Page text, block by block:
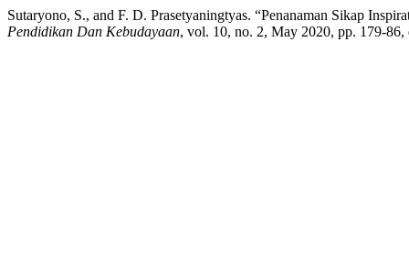
Sutaryono, S., and F. D. Prasetyaningtyas. “Penanaman Sikap
Pendidikan Dan Kebudayaan, vol. 10, no. 2, May 2020, pp. 179-